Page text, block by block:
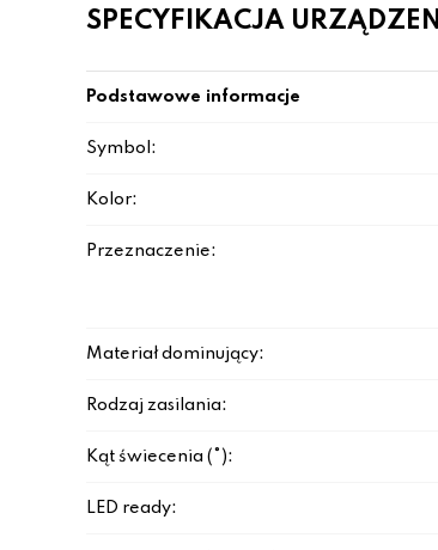
SPECYFIKACJA
Podstawowe informacje
Symbol:
Kolor:
Przeznaczenie:
Materiał dominujący:
Rodzaj zasilania:
Kąt świecenia (°):
LED ready: